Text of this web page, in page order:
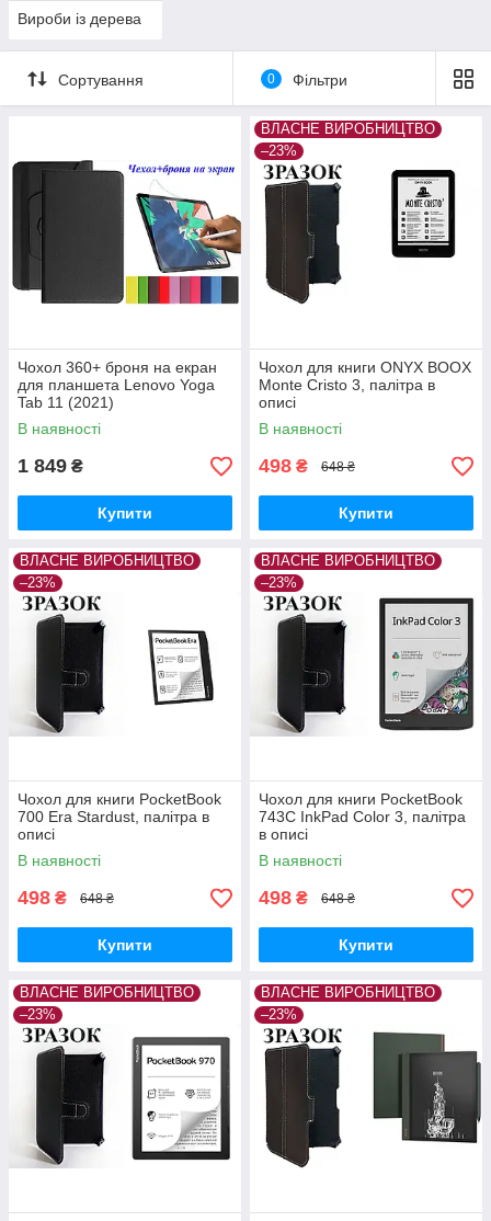
Вироби із дерева
Сортування 0 Фільтри
Чохол 360+ броня на екран
для планшета Lenovo Yoga
Tab 11 (2021)
В наявності
1 849 ₴
Купити
ВЛАСНЕ ВИРОБНИЦТВО
–23%
Чохол для книги ONYX BOOX
Monte Cristo 3, палітра в
описі
В наявності
498 ₴ 648 ₴
Купити
ВЛАСНЕ ВИРОБНИЦТВО
–23%
Чохол для книги PocketBook
700 Era Stardust, палітра в
описі
В наявності
498 ₴ 648 ₴
Купити
ВЛАСНЕ ВИРОБНИЦТВО
–23%
Чохол для книги PocketBook
743C InkPad Color 3, палітра
в описі
В наявності
498 ₴ 648 ₴
Купити
ВЛАСНЕ ВИРОБНИЦТВО
–23%
ВЛАСНЕ ВИРОБНИЦТВО
–23%